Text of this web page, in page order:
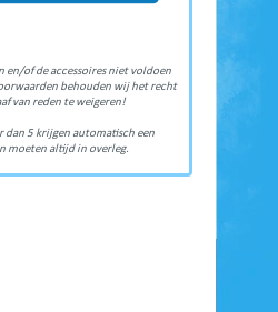
en/of de accessoires niet voldoen
behouden wij het recht
van reden te weigeren!
dan 5 krijgen automatisch een
moeten altijd in overleg.